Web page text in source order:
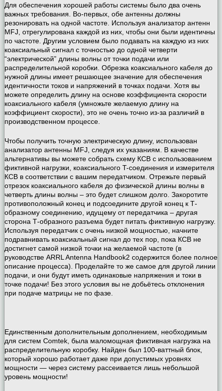
Для обеспечения хорошей работы системы было два очень
важных требования. Во-первых, обе антенны должны
резонировать на одной частоте. Используя анализатор антенн
MFJ, отрегулирована каждой из них, чтобы они были идентичны
по частоте. Другим условием было подавать на каждую из них
коаксиальный сигнал с точностью до одной четверти
“электрической” длины волны от точки подачи или
распределительной коробки. Обрезка коаксиального кабеля до
нужной длины имеет решающее значение для обеспечения
идентичности токов и напряжений в точках подачи. Хотя вы
можете определить длину на основе коэффициента скорости
коаксиального кабеля (умножьте желаемую длину на
коэффициент скорости), это не очень точно из-за различий в
производственном процессе.
Чтобы получить точную электрическую длину, использован
анализатор антенны MFJ, следуя их указаниям. В качестве
альтернативы вы можете собрать схему КСВ с использованием
фиктивной нагрузки, коаксиального T-соединения и измерителя
КСВ в соответствии с вашим передатчиком. Отрежьте первый
отрезок коаксиального кабеля до физической длины волны в
четверть длины волны – это будет слишком долго. Закоротите
противоположный конец и подсоедините другой конец к Т-
образному соединению, идущему от передатчика – другая
сторона Т-образного разъема будет питать фиктивную нагрузку.
Используя передатчик с очень низкой мощностью, начните
подравнивать коаксиальный сигнал до тех пор, пока КСВ не
достигнет самой низкой точки на желаемой частоте (в
руководстве ARRL Antenna Handbook2 содержится более полное
описание процесса). Проделайте то же самое для другой линии
подачи, и они будут иметь одинаковые напряжения и токи в
точке подачи! Без этого условия вы не добьётесь отклонения
при подаче матрицы не по фазе.
Единственным дополнительным дополнением, необходимым
для систем Comtek, была маломощная фиктивная нагрузка на
распределительную коробку. Найден был 100-ваттный блок,
который хорошо работает даже при допустимых уровнях
мощности — через систему рассеивается лишь небольшой
уровень мощности!